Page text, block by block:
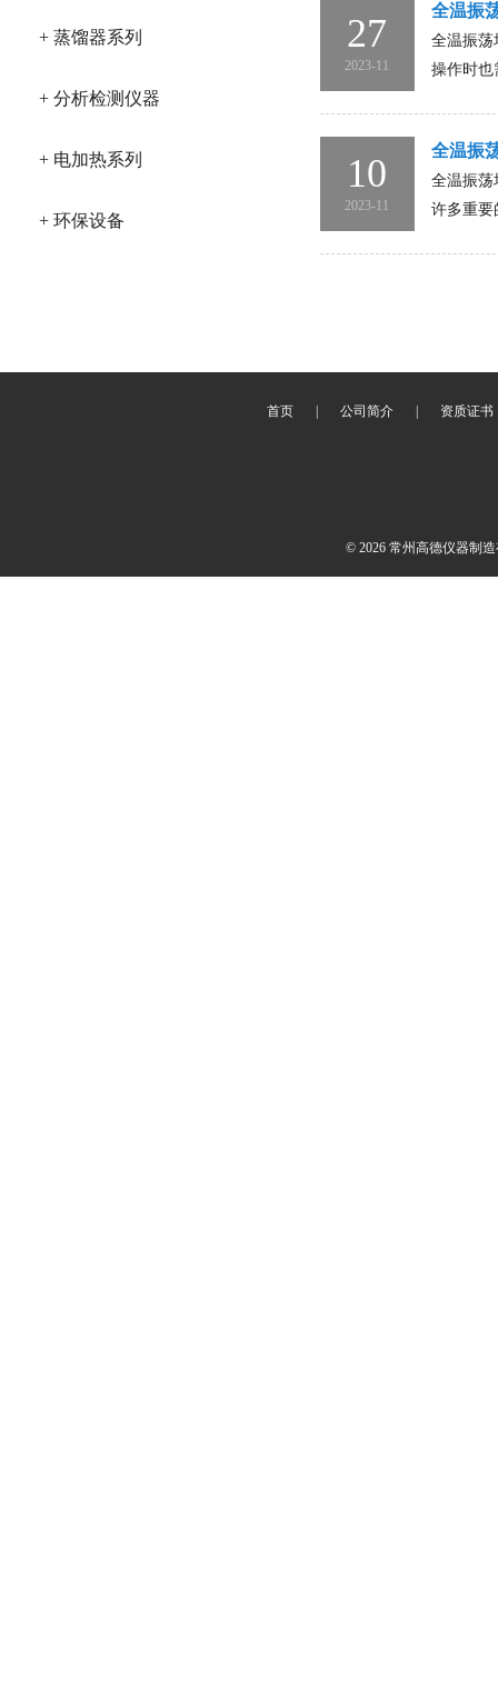
+ 蒸馏器系列
+ 分析检测仪器
+ 电加热系列
+ 环保设备
27
2023-11
全温振
全温振荡
操作时也
10
2023-11
全温振
全温振荡
许多重要
首页 公司简介 资质证书
© 2026 常州高德仪器制